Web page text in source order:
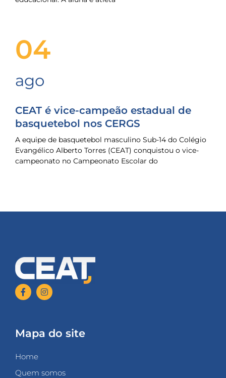
04
ago
CEAT é vice-campeão estadual de
basquetebol nos CERGS
A equipe de basquetebol masculino Sub-14 do Colégio
Evangélico Alberto Torres (CEAT) conquistou o vice-
campeonato no Campeonato Escolar do
Mapa do site
Home
Quem somos